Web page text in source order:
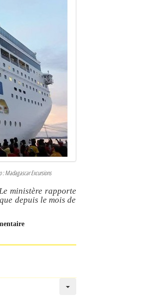
: Madagascar Excursions
ministère rapporte
depuis le mois de